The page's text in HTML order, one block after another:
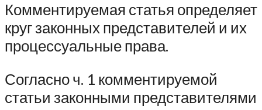
Комментируемая статья определяет
круг законных представителей и их
процессуальные права.
Согласно ч. 1 комментируемой
статьи законными представителями